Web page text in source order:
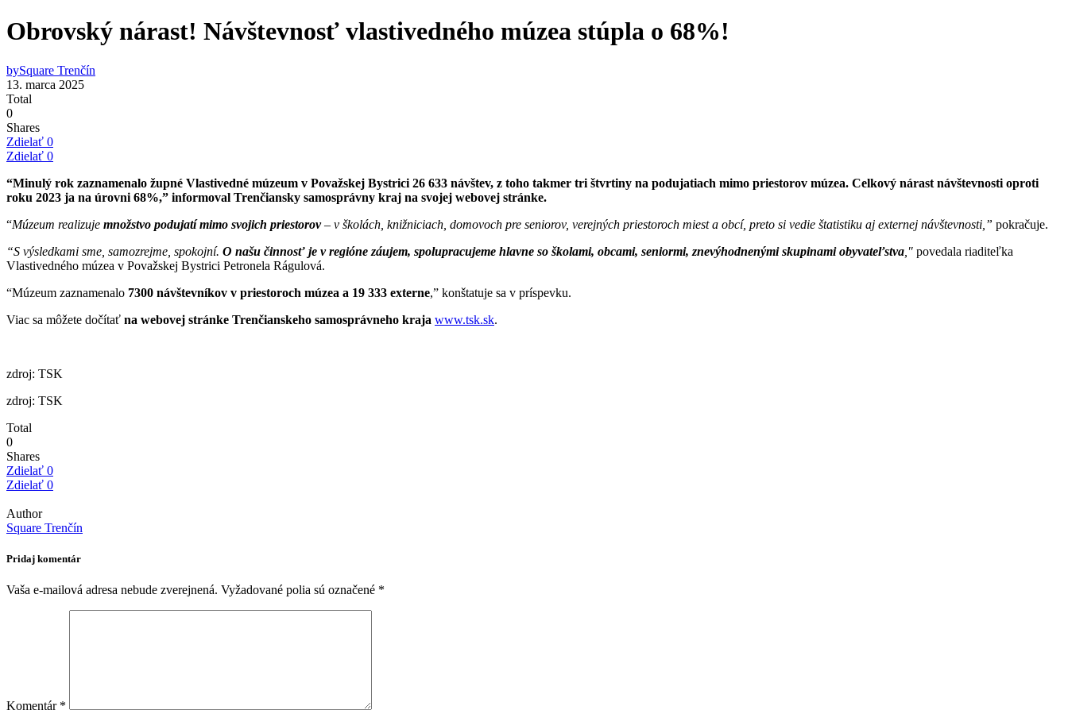
Obrovský nárast! Návštevnosť vlastivedného múzea stúpla o 68%!
bySquare Trenčín
13. marca 2025
Total
0
Shares
Zdielať 0
Zdielať 0
“Minulý rok zaznamenalo župné Vlastivedné múzeum v Považskej Bystrici 26 633 návštev, z toho takmer tri štvrtiny na podujatiach mimo priestorov múzea. Celkový nárast návštevnosti oproti
roku 2023 ja na úrovni 68%,” informoval Trenčiansky samosprávny kraj na svojej webovej stránke.
“Múzeum realizuje množstvo podujatí mimo svojich priestorov– v školách, knižniciach, domovoch pre seniorov, verejných priestoroch miest a obcí, preto si vedie štatistiku aj externej návštevnosti,” pokračuje.
“S výsledkami sme, samozrejme, spokojní. O našu činnosť je v regióne záujem, spolupracujeme hlavne so školami, obcami, seniormi, znevýhodnenými skupinami obyvateľstva ,″ povedala riaditeľka
Vlastivedného múzea v Považskej Bystrici Petronela Rágulová.
“Múzeum zaznamenalo 7300 návštevníkov v priestoroch múzea a 19 333 externe,” konštatuje sa v príspevku.
Viac sa môžete dočítať na webovej stránke Trenčianskeho samosprávneho kraja www.tsk.sk.
zdroj: TSK
zdroj: TSK
Total
0
Shares
Zdielať 0
Zdielať 0
Author
Square Trenčín
Pridaj komentár
Vaša e-mailová adresa nebude zverejnená. Vyžadované polia sú označené *
Komentár *